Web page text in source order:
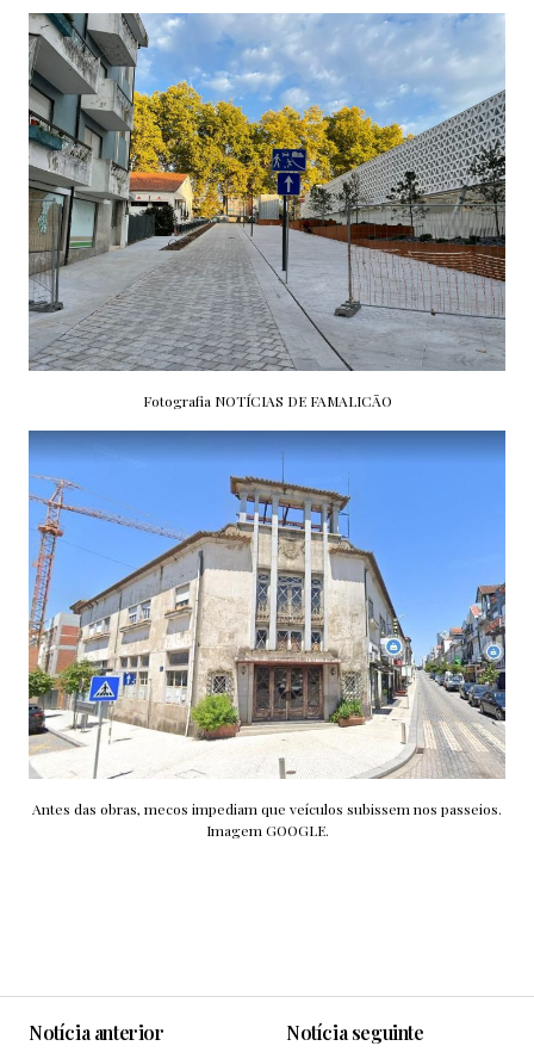
Fotografia NOTÍCIAS DE FAMALICÃO
Antes das obras, mecos impediam que veículos subissem nos passeios.
Imagem GOOGLE.
Notícia anterior
Notícia seguinte